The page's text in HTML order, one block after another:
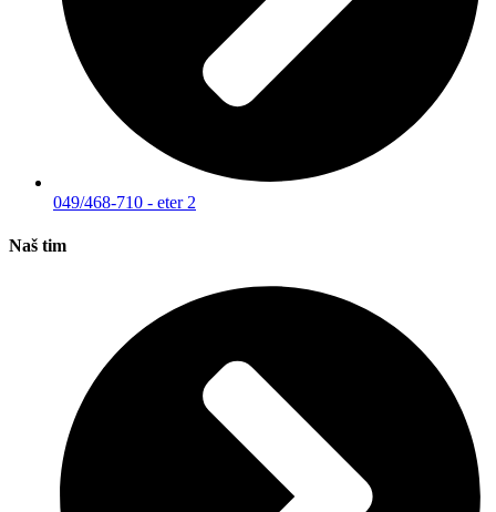
049/468-710 - eter 2
Naš tim